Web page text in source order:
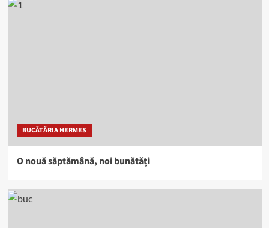
BUCĂTĂRIA HERMES
O nouă săptămână, noi bunătăți